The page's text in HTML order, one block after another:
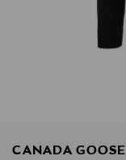
CANADA GOOSE